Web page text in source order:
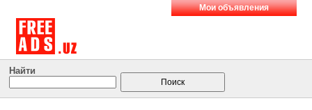
Мои объявления
Найти